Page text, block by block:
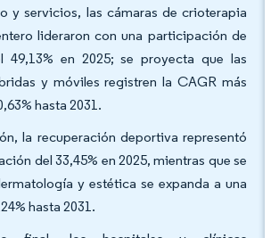
y servicios, las cámaras de crioterapia
lideraron con una participación de
49,13% en 2025; se proyecta que las
y móviles registren la CAGR más
hasta 2031.
la recuperación deportiva representó
del 33,45% en 2025, mientras que se
y estética se expanda a una
hasta 2031.